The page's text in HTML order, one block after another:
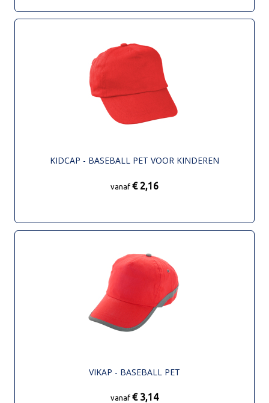
KIDCAP - BASEBALL PET VOOR KINDEREN
vanaf € 2,16
VIKAP - BASEBALL PET
vanaf € 3,14